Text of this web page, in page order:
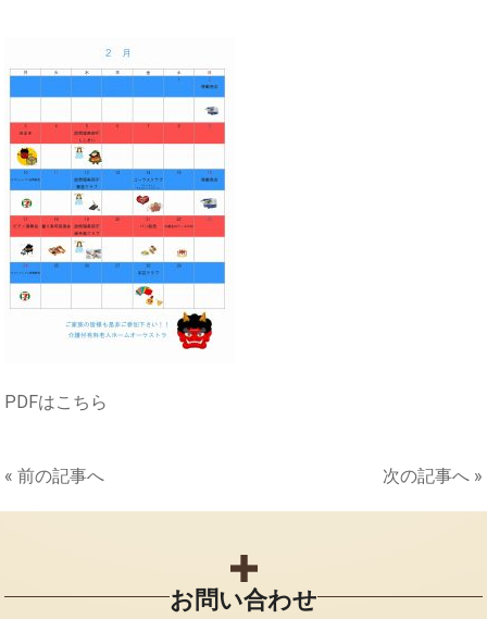
PDFはこちら
« 前の記事へ 次の記事へ »
お問い合わせ